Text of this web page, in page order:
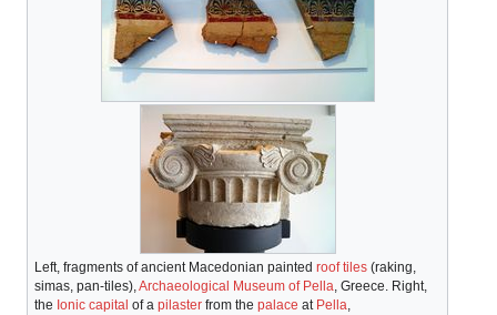
Left, fragments of ancient Macedonian painted roof tiles (raking,
simas, pan-tiles),Archaeological Museum of Pella, Greece. Right,
the Ionic capital of a pilaster from the palace at Pella,